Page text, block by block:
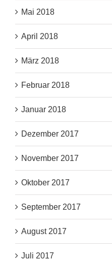
Mai 2018
April 2018
März 2018
Februar 2018
Januar 2018
Dezember 2017
November 2017
Oktober 2017
September 2017
August 2017
Juli 2017